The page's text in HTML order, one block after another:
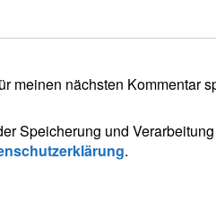
meinen nächsten Kommentar
Speicherung und
.